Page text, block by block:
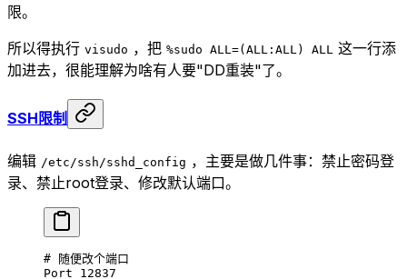
限。
所以得执行 visudo ，把 %sudo ALL=(ALL:ALL) ALL
这一行添
加进去，很能理解为啥有人要"DD重装"了。
SSH限制
编辑 /etc/ssh/sshd_config ，主要是做几件事：禁止密码登
录、禁止root登录、修改默认端口。
# 随便改个端口
Port 12837